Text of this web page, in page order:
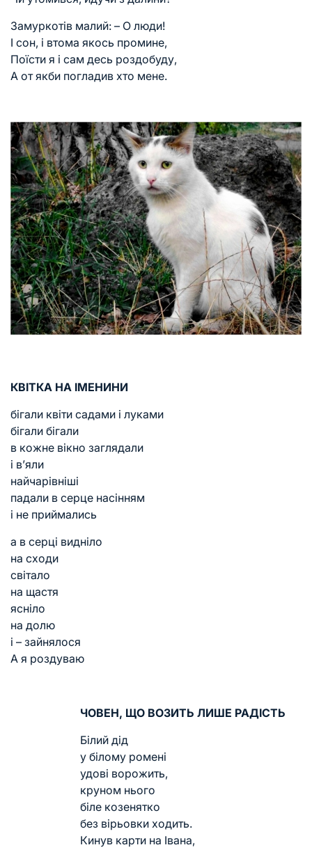
Замуркотів малий: – О люди!
І сон, і втома якось промине,
Поїсти я і сам десь роздобуду,
А от якби погладив хто мене.
КВІТКА НА ІМЕНИНИ
бігали квіти садами і луками
бігали бігали
в кожне вікно заглядали
і в’яли
найчарівніші
падали в серце насінням
і не приймались
а в серці видніло
на сходи
світало
на щастя
ясніло
на долю
і – зайнялося
А я роздуваю
ЧОВЕН, ЩО ВОЗИТЬ ЛИШЕ РАДІСТЬ
Білий дід
у білому ромені
удові ворожить,
круном нього
біле козенятко
без вірьовки ходить.
Кинув карти на Івана,